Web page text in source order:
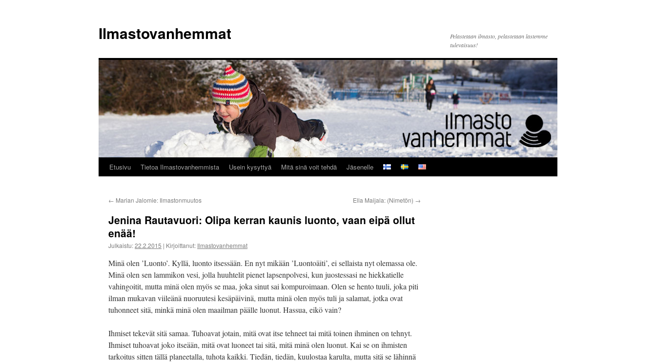
Ilmastovanhemmat
Pelastetaan ilmasto, pelastetaan lastemme
tulevaisuus!
Etusivu Tietoa Ilmastovanhemmista Usein kysyttyä Mitä sinä voit tehdä Jäsenelle
← Marian Jalomie: Ilmastonmuutos Ella Maijala: (Nimetön) →
Jenina Rautavuori: Olipa kerran kaunis luonto, vaan eipä ollut
enää!
Julkaistu:22.2.2015 | Kirjoittanut: Ilmastovanhemmat
Minä olen ’Luonto’. Kyllä, luonto itsessään. En nyt mikään ’Luontoäiti’, ei sellaista nyt olemassa ole.
Minä olen sen lammikon vesi, jolla huuhtelit pienet lapsenpolvesi, kun juostessasi ne hiekkatielle
vahingoitit, mutta minä olen myös se maa, joka sinut sai kompuroimaan. Olen se hento tuuli, joka piti
ilman mukavan viileänä nuoruutesi kesäpäivinä, mutta minä olen myös tuli ja salamat, jotka ovat
tuhonneet sitä, minkä minä olen maailman päälle luonut. Hassua, eikö vain?
Ihmiset tekevät sitä samaa. Tuhoavat jotain, mitä ovat itse tehneet tai mitä toinen ihminen on tehnyt.
Ihmiset tuhoavat joko itseään, mitä ovat luoneet tai sitä, mitä minä olen luonut. Kai se on ihmisten
tarkoitus sitten tällä planeetalla, tuhota kaikki. Tiedän, tiedän, kuulostaa karulta, mutta sitä se lähinnä